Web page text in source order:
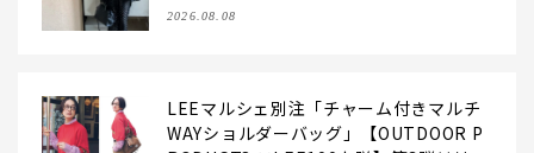
2026.08.08
LEEマルシェ別注「チャーム付きマルチ
WAYショルダーバッグ」【OUTDOOR P